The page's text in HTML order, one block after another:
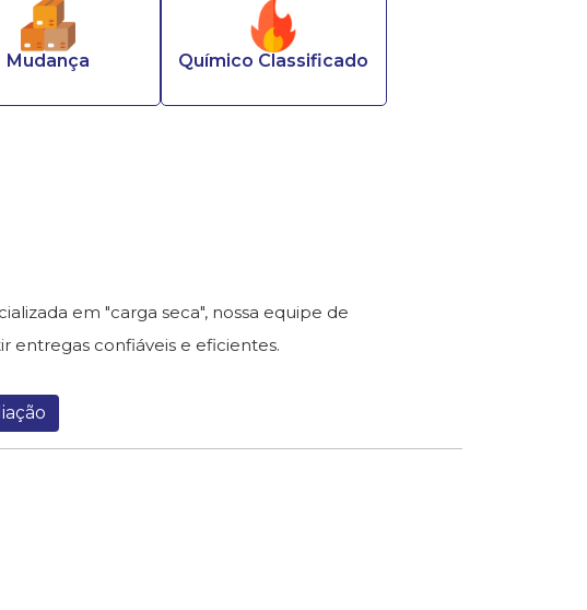
Mudança Químico Classificado
em "carga seca", nossa equipe de
entregas confiáveis e eficientes.